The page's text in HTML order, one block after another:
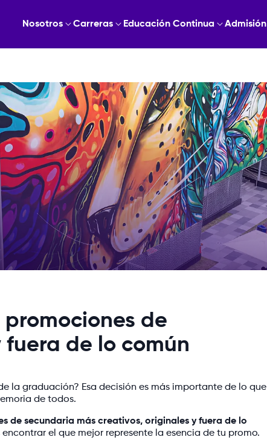
Nosotros Carreras Educación Continua Admisión
de
de lo común
la graduación? Esa decisión es más importante de lo que
de todos.
de secundaria más creativos, originales y fuera de lo
el que mejor represente la esencia de tu promo.